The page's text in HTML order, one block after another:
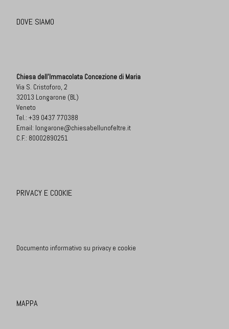
DOVE SIAMO
Chiesa dell'Immacolata Concezione di Maria
Via S. Cristoforo, 2
32013 Longarone (BL)
Veneto
Tel.: +39 0437 770388
Email: longarone@chiesabellunofeltre.it
C.F.: 80002890251
PRIVACY E COOKIE
Documento informativo su privacy e cookie
MAPPA